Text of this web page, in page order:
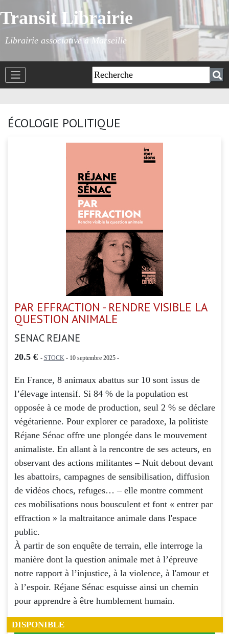
Transit Librairie
Librairie associative à Marseille
ÉCOLOGIE POLITIQUE
PAR EFFRACTION - RENDRE VISIBLE LA
QUESTION ANIMALE
SENAC REJANE
20.5 € - STOCK - 10 septembre 2025 -
En France, 8 animaux abattus sur 10 sont issus de
l’élevage intensif. Si 84 % de la population est
opposée à ce mode de production, seul 2 % se déclare
végétarienne. Pour explorer ce paradoxe, la politiste
Réjane Sénac offre une plongée dans le mouvement
animaliste. En allant à la rencontre de ses acteurs, en
observant des actions militantes – Nuit debout devant
les abattoirs, campagnes de sensibilisation, diffusion
de vidéos chocs, refuges… – elle montre comment
ces mobilisations nous bousculent et font « entrer par
effraction » la maltraitance animale dans l'espace
public.
À partir de son enquête de terrain, elle interroge la
manière dont la question animale met à l’épreuve
notre rapport à l’injustice, à la violence, à l'amour et
à l’espoir. Réjane Sénac esquisse ainsi un chemin
pour apprendre à être humblement humain.
DISPONIBLE